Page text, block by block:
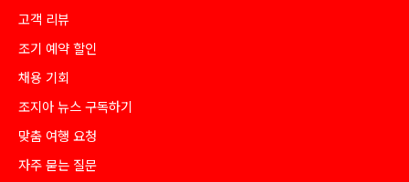
고객 리뷰
조기 예약 할인
채용 기회
조지아 뉴스 구독하기
맞춤 여행 요청
자주 묻는 질문